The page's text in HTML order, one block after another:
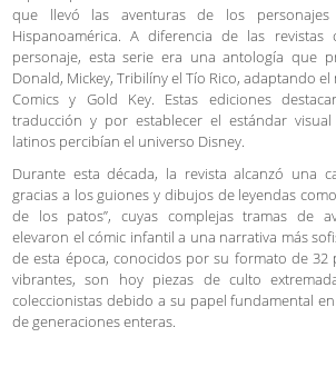
que llevó las aventuras de los
Hispanoamérica. A diferencia de las
personaje, esta serie era una antología que
Donald, Mickey, Tribilíny el Tío Rico, adaptando
Comics y Gold Key. Estas ediciones
traducción y por establecer el estándar
latinos percibían el universo Disney.
Durante esta década, la revista alcanzó una
gracias a los guiones y dibujos de leyendas
de los patos”, cuyas complejas tramas de
elevaron el cómic infantil a una narrativa más
de esta época, conocidos por su formato de 32
vibrantes, son hoy piezas de culto
coleccionistas debido a su papel fundamental
de generaciones enteras.